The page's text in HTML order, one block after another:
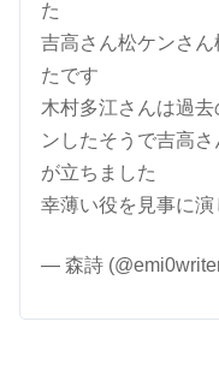
た
吉高さん松ケンさ
たです
木村多江さんは過
ンしたそうで吉高
が立ちました
幸薄い役を見事に
— 森詩